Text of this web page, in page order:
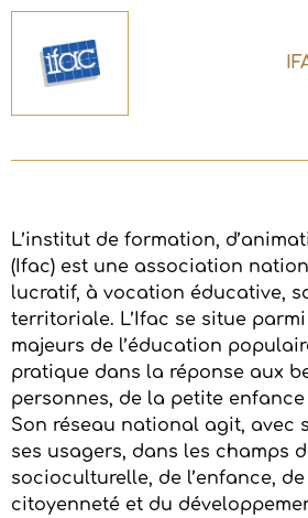
L’institut de formation,
(Ifac) est une association
lucratif, à vocation éducative,
territoriale. L’Ifac se situe
majeurs de l’éducation
pratique dans la réponse aux
personnes, de la petite
Son réseau national agit, avec
ses usagers, dans les champs
socioculturelle, de l’enfance,
citoyenneté et du